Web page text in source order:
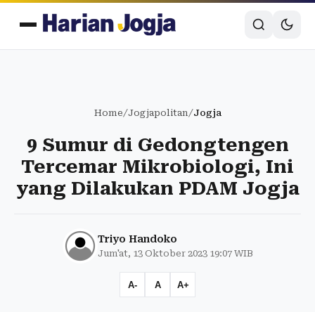
Home/Jogjapolitan/Jogja
9 Sumur di Gedongtengen
Tercemar Mikrobiologi, Ini
yang Dilakukan PDAM Jogja
Triyo Handoko
Jum'at, 13 Oktober 2023 19:07 WIB
A- A A+